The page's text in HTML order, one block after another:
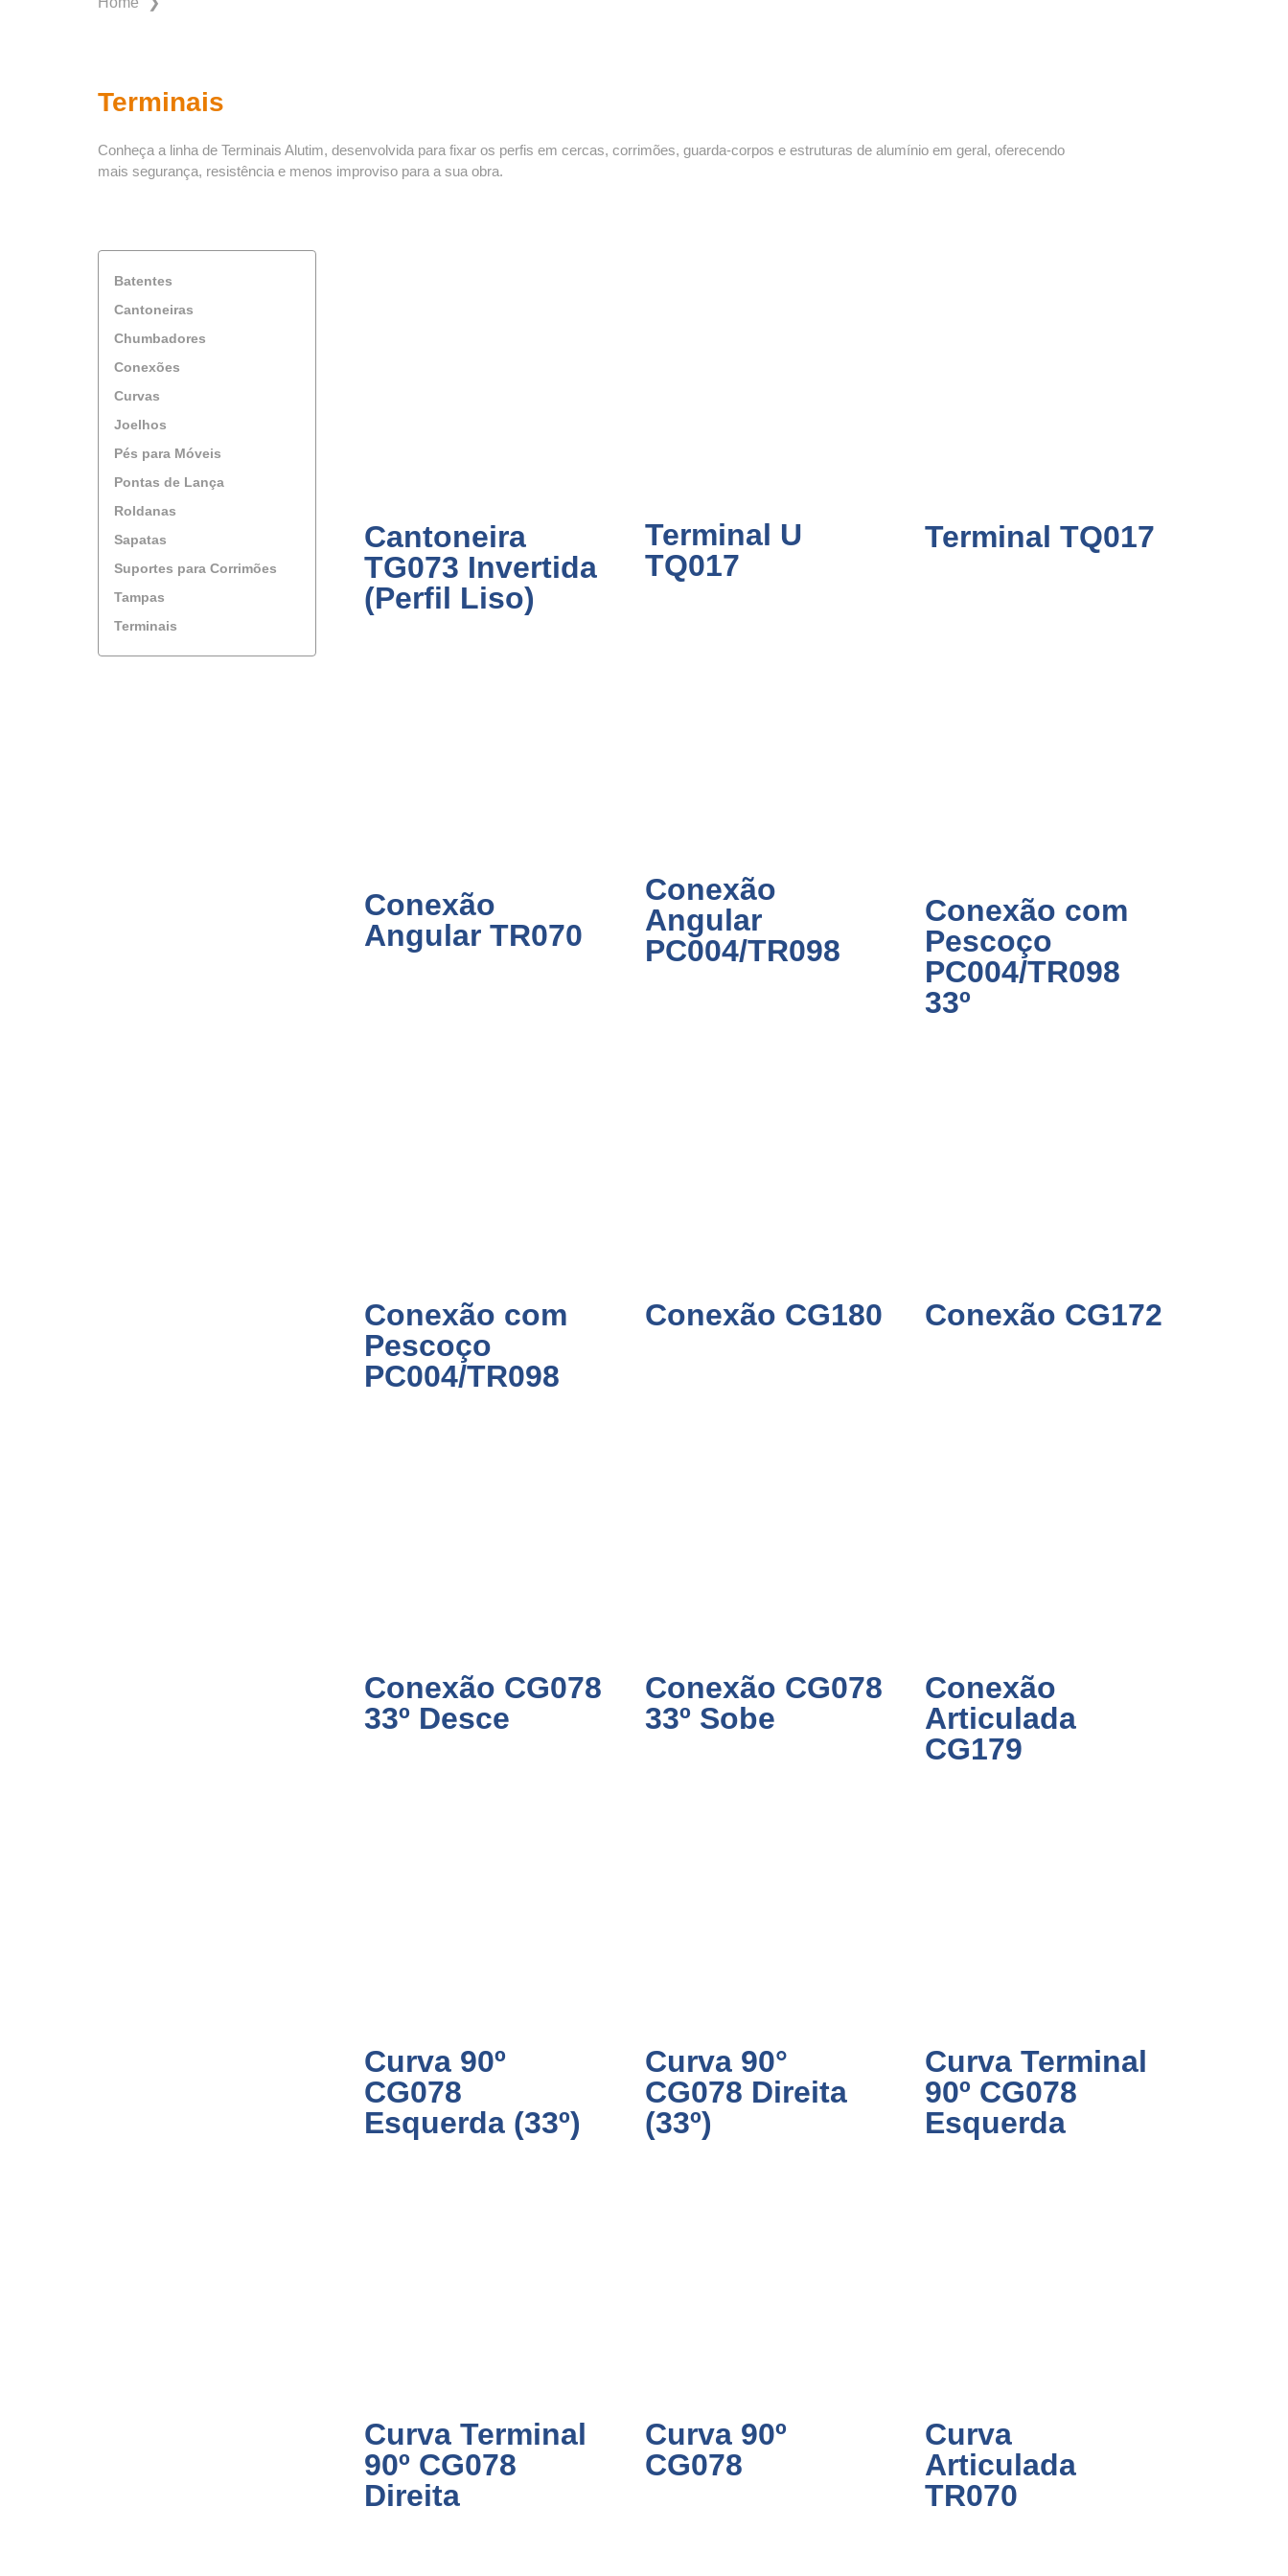
Terminais
Conheça a linha de Terminais Alutim, desenvolvida para fixar os perfis em cercas, corrimões, guarda-corpos e estruturas de alumínio em geral, oferecendo
mais segurança, resistência e menos improviso para a sua obra.
Batentes
Cantoneiras
Chumbadores
Conexões
Curvas
Joelhos
Pés para Móveis
Pontas de Lança
Roldanas
Sapatas
Suportes para Corrimões
Tampas
Terminais
Cantoneira
TG073 Invertida
(Perfil Liso)
Terminal U
TQ017
Terminal TQ017
Conexão
Angular TR070
Conexão
Angular
PC004/TR098
Conexão com
Pescoço
PC004/TR098
33º
Conexão com
Pescoço
PC004/TR098
Conexão CG180 Conexão CG172
Conexão CG078
33º Desce
Conexão CG078
33º Sobe
Conexão
Articulada
CG179
Curva 90º
CG078
Esquerda (33º)
Curva 90°
CG078 Direita
(33º)
Curva Terminal
90º CG078
Esquerda
Curva Terminal
90º CG078
Direita
Curva 90º
CG078
Curva
Articulada
TR070